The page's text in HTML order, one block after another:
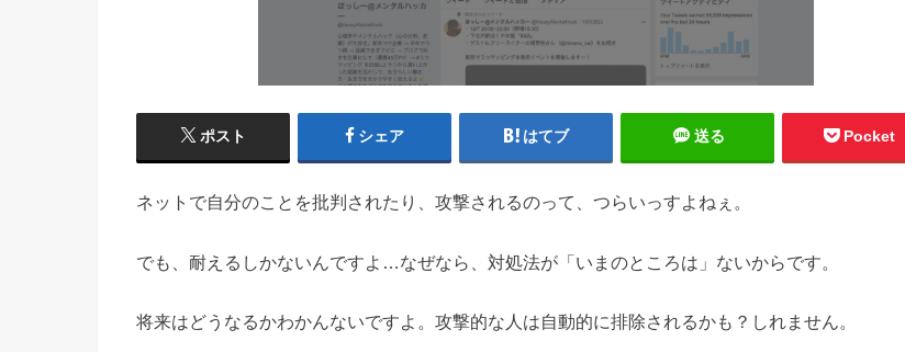
ポスト シェア はてブ 送る Pocket
ネットで自分のことを批判されたり、攻撃されるのって、つらいっすよねぇ。
でも、耐えるしかないんですよ…なぜなら、対処法が「いまのところは」ないからです。
将来はどうなるかわかんないですよ。攻撃的な人は自動的に排除されるかも？しれません。